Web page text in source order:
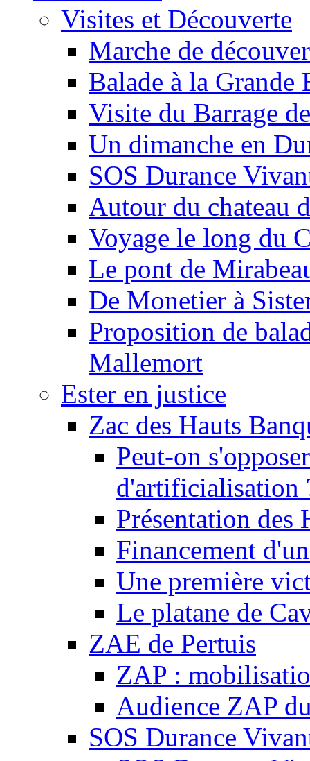
Visites et Découverte
Marche de
Balade à la Grande
Visite du Barrage
Un dimanche en
SOS Durance
Autour du chateau
Voyage le long du
Le pont de
De Monetier à
Proposition de
Mallemort
Ester en justice
Zac des Hauts
Peut-on
d'artificialisation
Présentation des
Financement
Une première
Le platane de
ZAE de Pertuis
ZAP :
Audience ZAP
SOS Durance